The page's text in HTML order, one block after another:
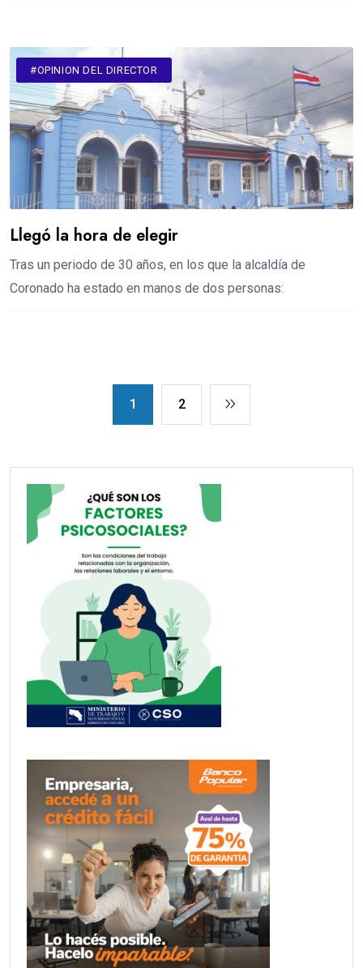
#OPINION DEL DIRECTOR
Llegó la hora de elegir
Tras un periodo de 30 años, en los que la alcaldía de
Coronado ha estado en manos de dos personas:
1 2